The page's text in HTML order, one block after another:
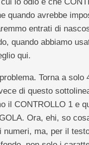
quando avrebbe
entrati di
quando abbiamo
qui.
Torna a
di questo
il CONTROLLO 1 e
Ora, ehi, so
numeri, ma, per il